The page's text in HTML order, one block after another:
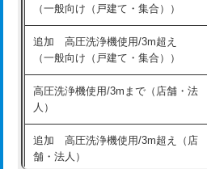
給水管工事※（支持金具設置)
給水管工事※（保温材使用（バンド止
め込み）)
給水管工事※（土の掘削・埋め戻し作
業)
給水管工事※（塩ビ管（VP・HI）使
用/3ｍまで)
（一般向け（戸建て・集合））
追加 高圧洗浄機使用/3m超え
（一般向け（戸建て・集合））
高圧洗浄機使用/3mまで（店舗・法
人）
追加 高圧洗浄機使用/3m超え（店
舗・法人）